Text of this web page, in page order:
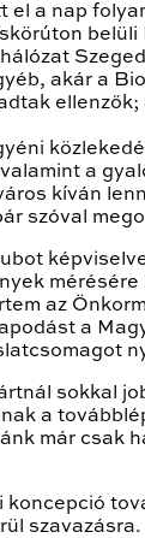
el a nap
akár a
a
kíván
szóval
az
a
sokkal
a
már csak